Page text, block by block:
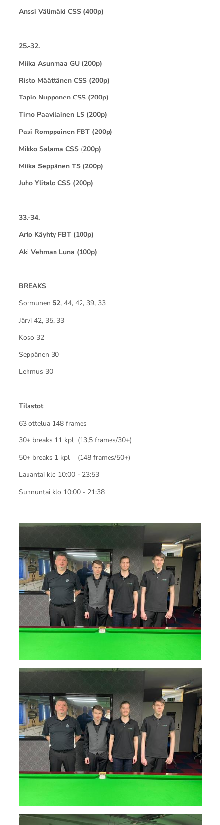
Anssi Välimäki CSS (400p)
25.-32.
Miika Asunmaa GU (200p)
Risto Määttänen CSS (200p)
Tapio Nupponen CSS (200p)
Timo Paavilainen LS (200p)
Pasi Romppainen FBT (200p)
Mikko Salama CSS (200p)
Miika Seppänen TS (200p)
Juho Ylitalo CSS (200p)
33.-34.
Arto Käyhty FBT (100p)
Aki Vehman Luna (100p)
BREAKS
Sormunen 52, 44, 42, 39, 33
Järvi 42, 35, 33
Koso 32
Seppänen 30
Lehmus 30
Tilastot
63 ottelua 148 frames
30+ breaks 11 kpl (13,5 frames/30+)
50+ breaks 1 kpl (148 frames/50+)
Lauantai klo 10:00 - 23:53
Sunnuntai klo 10:00 - 21:38